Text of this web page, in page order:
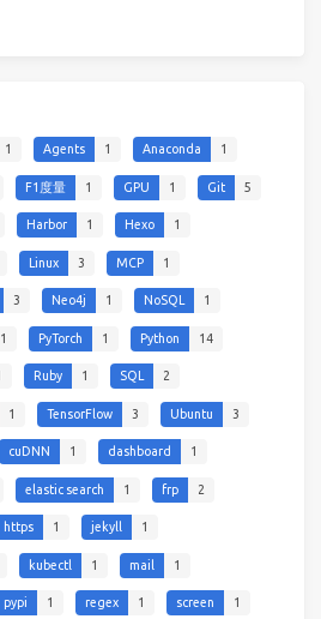
1 Agents 1 Anaconda 1
F1度量 1 GPU 1 Git 5
Harbor 1 Hexo 1
Linux 3 MCP 1
3 Neo4j 1 NoSQL 1
1 PyTorch 1 Python 14
Ruby 1 SQL 2
1 TensorFlow 3 Ubuntu 3
cuDNN 1 dashboard 1
elastic search 1 frp 2
https 1 jekyll 1
kubectl 1 mail 1
pypi 1 regex 1 screen 1